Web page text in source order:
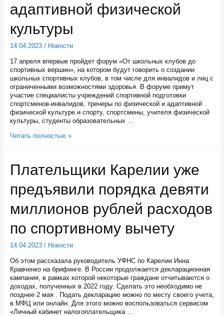
Сергеем
адаптивной физической
культуры
14.04.2023/ Новости
17 апреля впервые пройдет форум «От школьных клубов до
спортивных вершин», на котором будут говорить о создании
школьных спортивных клубов, в том числе для инвалидов и лиц с
ограниченными возможностями здоровья. В форуме примут
участие специалисты учреждений спортивной подготовки
спортсменов-инвалидов, тренеры по физической и адаптивной
физической культуре и спорту, спортсмены, учителя физической
культуры, студенты образовательных …
В
развития
физической
культуры
Читать полностью »
Плательщики Карелии уже
предъявили порядка девяти
миллионов рублей расходов
по спортивному вычету
14.04.2023/ Новости
Об этом рассказала руководитель УФНС по Карелии Инна
Кравченко на брифинге. В России продолжается декларационная
кампания, в рамках которой некоторые граждане отчитываются о
доходах, полученных в 2022 году. Сделать это необходимо не
позднее 2 мая . Подать декларацию можно по месту своего учета,
в МФЦ или онлайн. Для этого можно воспользоваться сервисом
«Личный кабинет налогоплательщика …